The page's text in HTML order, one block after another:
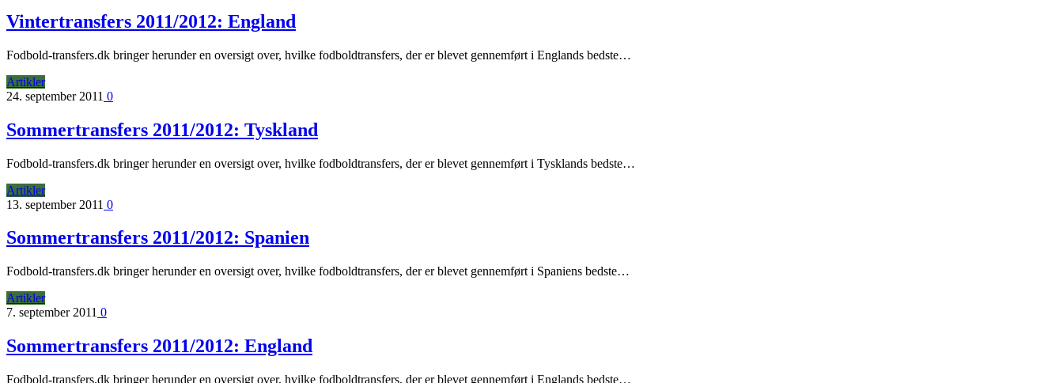
Vintertransfers 2011/2012: England
Fodbold-transfers.dk bringer herunder en oversigt over, hvilke fodboldtransfers, der er blevet gennemført i Englands bedste…
Artikler
24. september 2011 0
Sommertransfers 2011/2012: Tyskland
Fodbold-transfers.dk bringer herunder en oversigt over, hvilke fodboldtransfers, der er blevet gennemført i Tysklands bedste…
Artikler
13. september 2011 0
Sommertransfers 2011/2012: Spanien
Fodbold-transfers.dk bringer herunder en oversigt over, hvilke fodboldtransfers, der er blevet gennemført i Spaniens bedste…
Artikler
7. september 2011 0
Sommertransfers 2011/2012: England
Fodbold-transfers.dk bringer herunder en oversigt over, hvilke fodboldtransfers, der er blevet gennemført i Englands bedste…